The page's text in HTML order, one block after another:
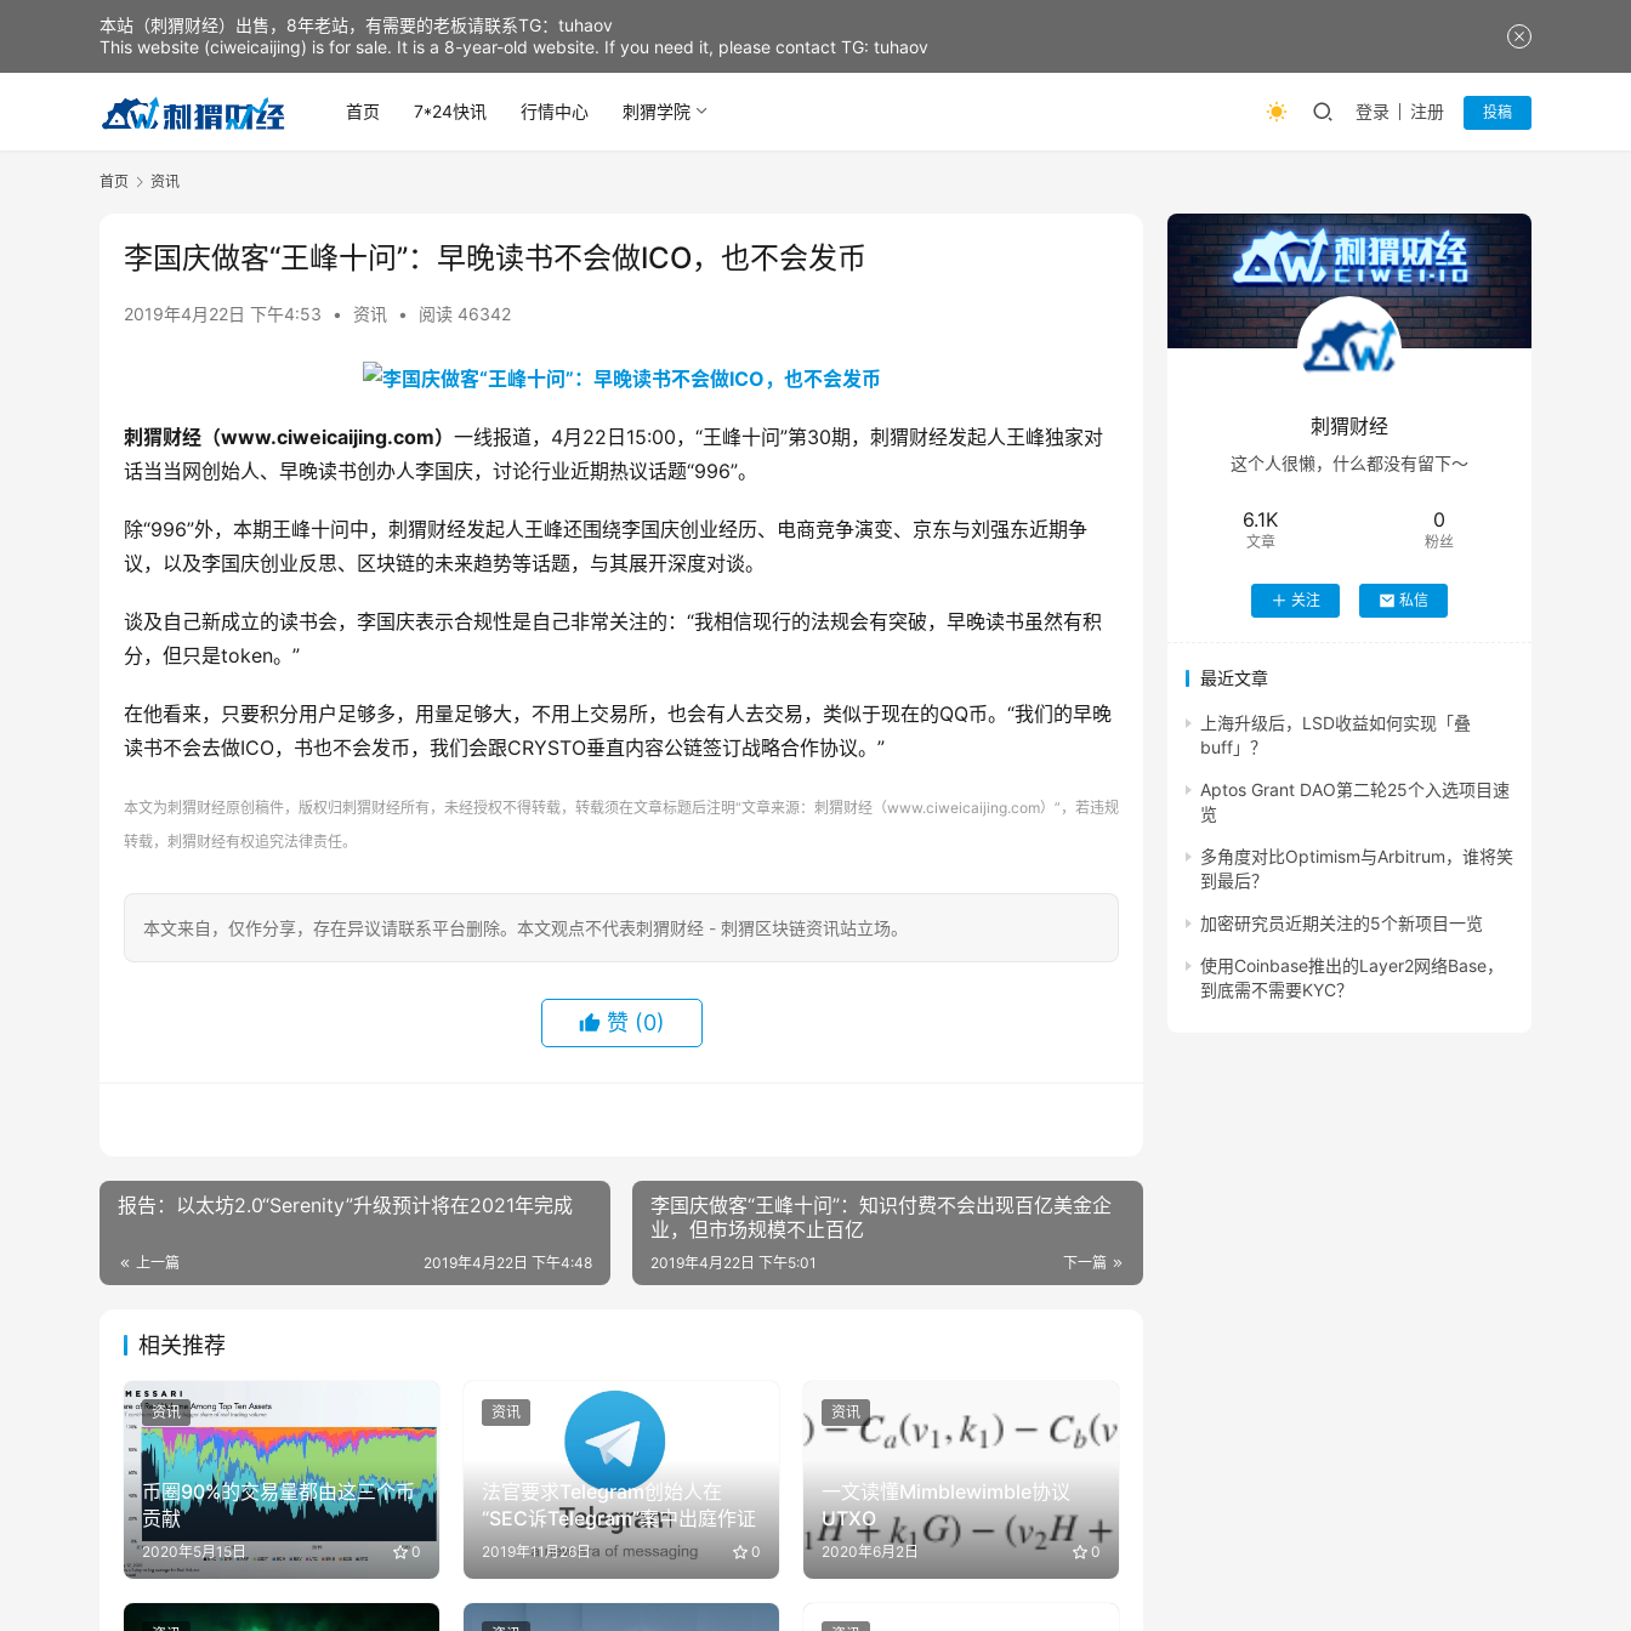
首页 7*24快讯 行情中心 刺猬学院 登录 注册 投稿
首页 资讯
李国庆做客“王峰十问”：早晚读书不会做ICO，也不会发币
2019年4月22日 下午4:53 • 资讯 • 阅读 46342
刺猬财经（www.ciweicaijing.com） 一线报道，4月22日15:00，“王峰十问”第30期，刺猬财经发起人王峰独家对
话当当网创始人、早晚读书创办人李国庆，讨论行业近期热议话题“996”。
除“996”外，本期王峰十问中，刺猬财经发起人王峰还围绕李国庆创业经历、电商竞争演变、京东与刘强东近期争
议，以及李国庆创业反思、区块链的未来趋势等话题，与其展开深度对谈。
谈及自己新成立的读书会，李国庆表示合规性是自己非常关注的：“我相信现行的法规会有突破，早晚读书虽然有积
分，但只是token。”
在他看来，只要积分用户足够多，用量足够大，不用上交易所，也会有人去交易，类似于现在的QQ币。“我们的早晚
读书不会去做ICO，书也不会发币，我们会跟CRYSTO垂直内容公链签订战略合作协议。”
本文为刺猬财经原创稿件，版权归刺猬财经所有，未经授权不得转载，转载须在文章标题后注明“文章来源：刺猬财经（www.ciweicaijing.com）”，若违规
转载，刺猬财经有权追究法律责任。
本文来自 ，仅作分享，存在异议请联系平台删除。本文观点不代表刺猬财经 - 刺猬区块链资讯站立场。
赞 (0)
报告：以太坊2.0“Serenity”升级预计将在2021年完成
上一篇 2019年4月22日 下午4:48
李国庆做客“王峰十问”：知识付费不会出现百亿美金企
业，但市场规模不止百亿
下一篇
2019年4月22日 下午5:01
相关推荐
币圈90%的交易量都由这三个币
贡献
2020年5月15日 0
资讯
法官要求Telegram创始人在
“SEC诉Telegram”案中出庭作证
2019年11月26日 0
资讯
一文读懂Mimblewimble协议
UTXO
2020年6月2日 0
资讯
刺猬财经
这个人很懒，什么都没有留下～
6.1K
文章
0
粉丝
关注 私信
最近文章
上海升级后，LSD收益如何实现「叠
buff」？
Aptos Grant DAO第二轮25个入选项目速
览
多角度对比Optimism与Arbitrum，谁将笑
到最后？
加密研究员近期关注的5个新项目一览
使用Coinbase推出的Layer2网络Base，
到底需不需要KYC？
本站（刺猬财经）出售，8年老站，有需要的老板请联系TG：tuhaov
This website (ciweicaijing) is for sale. It is a 8-year-old website. If you need it, please contact TG: tuhaov